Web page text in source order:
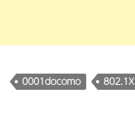
0001docomo 802.1X